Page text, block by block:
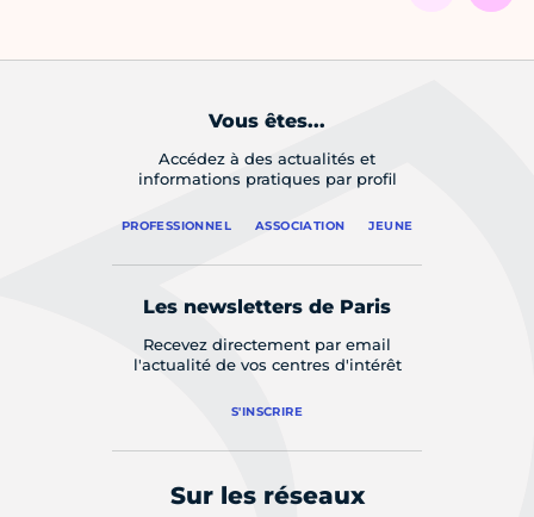
Vous êtes...
Accédez à des actualités et
informations pratiques par profil
PROFESSIONNEL ASSOCIATION JEUNE
Les newsletters de Paris
Recevez directement par email
l'actualité de vos centres d'intérêt
S'INSCRIRE
Sur les réseaux